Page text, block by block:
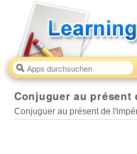
Conjuguer au présent
Conjuguer au présent de
Conjuguer au présent de l'impératif.